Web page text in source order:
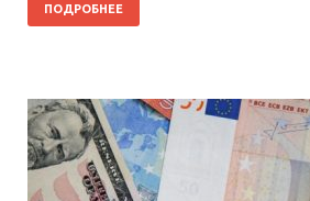
ПОДРОБНЕЕ